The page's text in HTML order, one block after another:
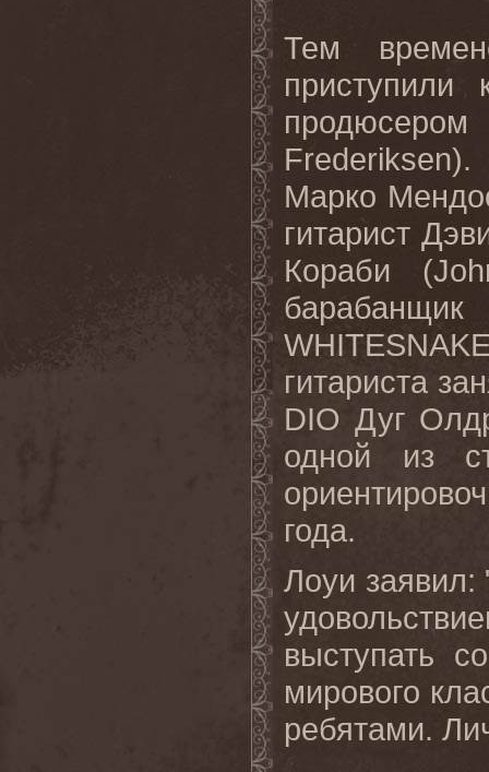
Тем
Frederiksen).
Марко
гитарист
Кораби (
гитариста
DIO Дуг
одной из
года.
Лоуи
выступать
мирового
ребятами.